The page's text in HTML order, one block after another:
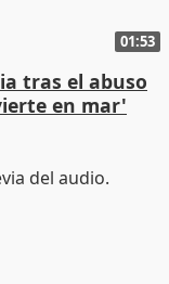
01:53
tras el abuso
en mar'